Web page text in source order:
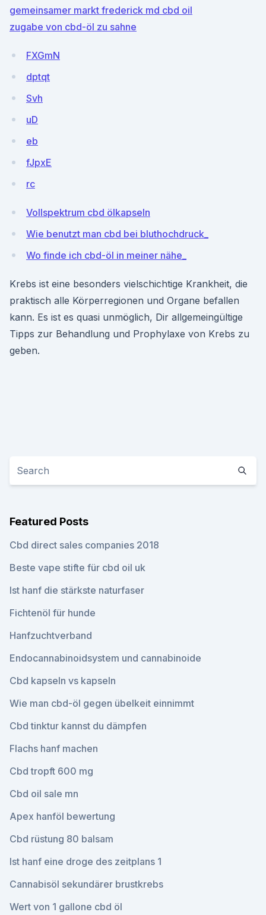
gemeinsamer markt frederick md cbd oil
zugabe von cbd-öl zu sahne
FXGmN
dptqt
Svh
uD
eb
fJpxE
rc
Vollspektrum cbd ölkapseln
Wie benutzt man cbd bei bluthochdruck_
Wo finde ich cbd-öl in meiner nähe_
Krebs ist eine besonders vielschichtige Krankheit, die
praktisch alle Körperregionen und Organe befallen
kann. Es ist es quasi unmöglich, Dir allgemeingültige
Tipps zur Behandlung und Prophylaxe von Krebs zu
geben.
Featured Posts
Cbd direct sales companies 2018
Beste vape stifte für cbd oil uk
Ist hanf die stärkste naturfaser
Fichtenöl für hunde
Hanfzuchtverband
Endocannabinoidsystem und cannabinoide
Cbd kapseln vs kapseln
Wie man cbd-öl gegen übelkeit einnimmt
Cbd tinktur kannst du dämpfen
Flachs hanf machen
Cbd tropft 600 mg
Cbd oil sale mn
Apex hanföl bewertung
Cbd rüstung 80 balsam
Ist hanf eine droge des zeitplans 1
Cannabisöl sekundärer brustkrebs
Wert von 1 gallone cbd öl